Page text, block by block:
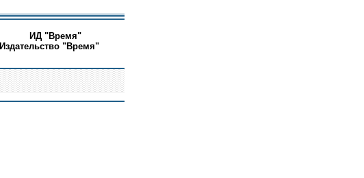
ИД "Время"
Издательство "Время"